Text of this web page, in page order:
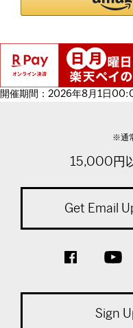
開催期間：2026年8月1日
※通
15,000円
Get Email
Sign